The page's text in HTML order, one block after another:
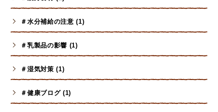
＃水分補給の注意 (1)
＃乳製品の影響 (1)
＃湿気対策 (1)
＃健康ブログ (1)